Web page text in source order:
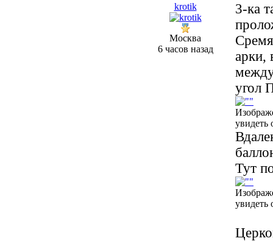
krotik
Москва
6 часов назад
3-ка
арки,
угол
увидеть
Тут
увидеть